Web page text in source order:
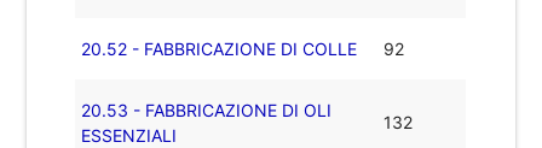
20.52 - FABBRICAZIONE DI COLLE 92
20.53 - FABBRICAZIONE DI OLI
ESSENZIALI
132